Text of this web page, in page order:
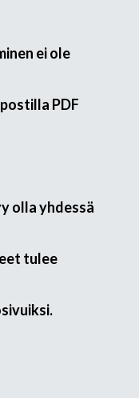
ei ole
PDF
olla yhdessä
tulee